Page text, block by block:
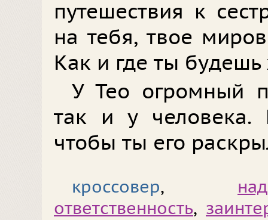
путешествия к
на тебя, твое
Как и где ты
У Тео огромный
так и у человека.
чтобы ты его
кроссовер,
ответственность,